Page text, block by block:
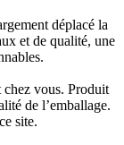
déplacé la
et de qualité, une
chez vous. Produit
de l’emballage.
site.